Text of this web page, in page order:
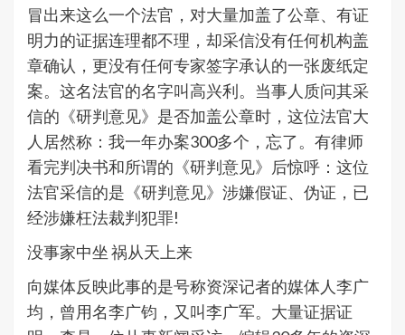
冒出来这么一个法官，对大量加盖了公章、有证
明力的证据连理都不理，却采信没有任何机构盖
章确认，更没有任何专家签字承认的一张废纸定
案。这名法官的名字叫高兴利。当事人质问其采
信的《研判意见》是否加盖公章时，这位法官大
人居然称：我一年办案300多个，忘了。有律师
看完判决书和所谓的《研判意见》后惊呼：这位
法官采信的是《研判意见》涉嫌假证、伪证，已
经涉嫌枉法裁判犯罪!
没事家中坐 祸从天上来
向媒体反映此事的是号称资深记者的媒体人李广
均，曾用名李广钧，又叫李广军。大量证据证